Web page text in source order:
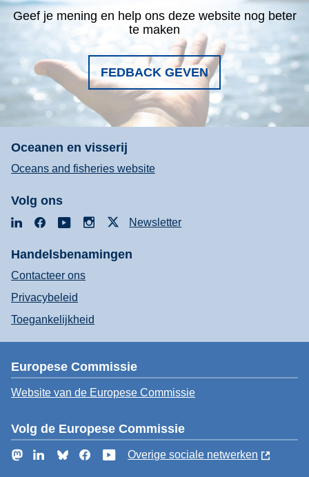
Geef je mening en help ons deze website nog beter
te maken
FEDBACK GEVEN
Oceanen en visserij
Oceans and fisheries website
Volg ons
LinkedInFacebookYouTubeInstagramNewsletter
Handelsbenamingen
Contacteer ons
Privacybeleid
Toegankelijkheid
Europese Commissie
Website van de Europese Commissie
Volg de Europese Commissie
MastodonLinkedInBlueskyFacebookYouTube
Overige sociale netwerken